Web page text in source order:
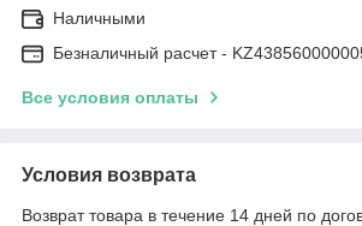
Наличными
Безналичный расчет -
Все условия оплаты
Условия возврата
Возврат товара в течение 14 дней по